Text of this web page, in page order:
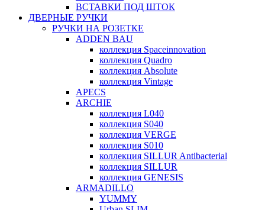
ВСТАВКИ ПОД ШТОК
ДВЕРНЫЕ РУЧКИ
РУЧКИ НА РОЗЕТКЕ
ADDEN BAU
коллекция Spaceinnovation
коллекция Quadro
коллекция Absolute
коллекция Vintage
APECS
ARCHIE
коллекция L040
коллекция S040
коллекция VERGE
коллекция S010
коллекция SILLUR Antibacterial
коллекция SILLUR
коллекция GENESIS
ARMADILLO
YUMMY